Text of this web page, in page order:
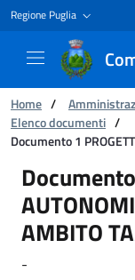
Regione Puglia
Ti trovi in:
Home /
Elenco documenti /
Documento 1
Documento 1
AMBITO
-